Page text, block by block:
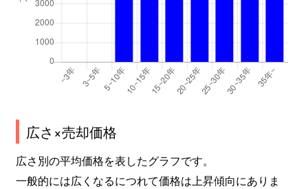
広さ×売却価格
広さ別の平均価格を表したグラフです。
一般的には広くなるにつれて価格は上昇傾向にありま